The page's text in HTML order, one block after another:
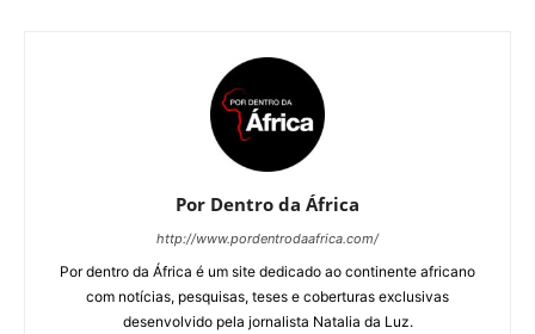
Por Dentro da África
http://www.pordentrodaafrica.com/
Por dentro da África é um site dedicado ao continente africano
com notícias, pesquisas, teses e coberturas exclusivas
desenvolvido pela jornalista Natalia da Luz.